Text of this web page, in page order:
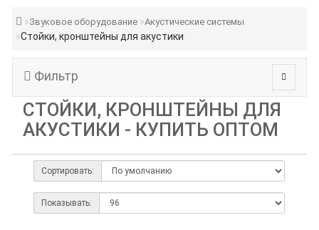
Звуковое оборудование Акустические системы
Стойки, кронштейны для акустики
Фильтр
СТОЙКИ, КРОНШТЕЙНЫ ДЛЯ
АКУСТИКИ - КУПИТЬ ОПТОМ
Сортировать:
Показывать: